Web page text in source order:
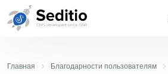
Главная Благодарности пользователям